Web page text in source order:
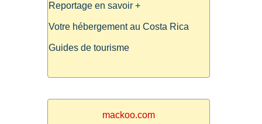
Reportage en savoir +
Votre hébergement au Costa Rica
Guides de tourisme
mackoo.com